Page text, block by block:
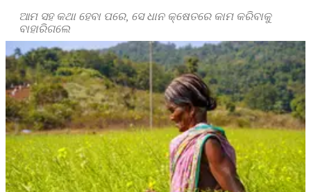
ଆମ ସହ କଥା ହେବା ପରେ, ସେ ଧାନ କ୍ଷେତରେ କାମ କରିବାକୁ
ବାହାରିଗଲେ